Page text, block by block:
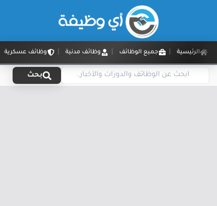
الرئيسية جميع الوظائف وظائف مدنية وظائف عسكرية
بحث